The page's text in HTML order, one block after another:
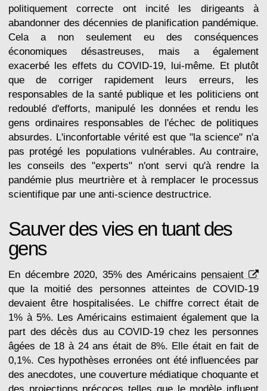
politiquement correcte ont incité les dirigeants à
abandonner des décennies de planification pandémique.
Cela a non seulement eu des conséquences
économiques désastreuses, mais a également
exacerbé les effets du COVID-19, lui-même. Et plutôt
que de corriger rapidement leurs erreurs, les
responsables de la santé publique et les politiciens ont
redoublé d'efforts, manipulé les données et rendu les
gens ordinaires responsables de l'échec de politiques
absurdes. L'inconfortable vérité est que "la science" n'a
pas protégé les populations vulnérables. Au contraire,
les conseils des "experts" n'ont servi qu'à rendre la
pandémie plus meurtrière et à remplacer le processus
scientifique par une anti-science destructrice.
Sauver des vies en tuant des
gens
En décembre 2020, 35% des Américains pensaient
que la moitié des personnes atteintes de COVID-19
devaient être hospitalisées. Le chiffre correct était de
1% à 5%. Les Américains estimaient également que la
part des décès dus au COVID-19 chez les personnes
âgées de 18 à 24 ans était de 8%. Elle était en fait de
0,1%. Ces hypothèses erronées ont été influencées par
des anecdotes, une couverture médiatique choquante et
des projections précoces telles que le modèle influent